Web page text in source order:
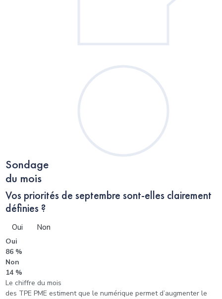
Sondage
du mois
Vos priorités de septembre sont-elles clairement
définies ?
Oui Non
Oui
86 %
Non
14 %
Le chiffre du mois
des TPE PME estiment que le numérique permet d’augmenter le